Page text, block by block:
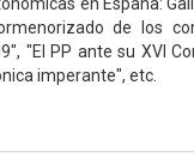
de los
"El PP ante su XVI
imperante", etc.